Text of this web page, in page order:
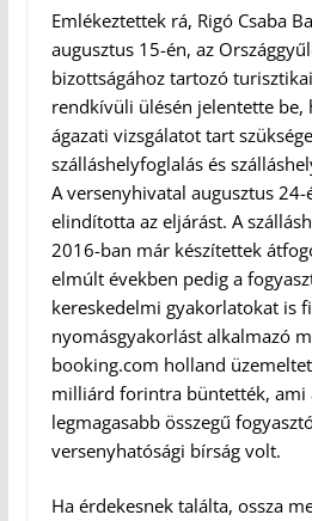
Emlékeztettek rá, Rigó Csaba
augusztus 15-én, az
bizottságához tartozó
rendkívüli ülésén jelentette be,
ágazati vizsgálatot tart
szálláshelyfoglalás és
A versenyhivatal augusztus
elindította az eljárást. A
2016-ban már készítettek
elmúlt években pedig a
kereskedelmi gyakorlatokat is
nyomásgyakorlást alkalmazó
booking.com holland
milliárd forintra büntették, ami
legmagasabb összegű
versenyhatósági bírság volt.
Ha érdekesnek találta, ossza